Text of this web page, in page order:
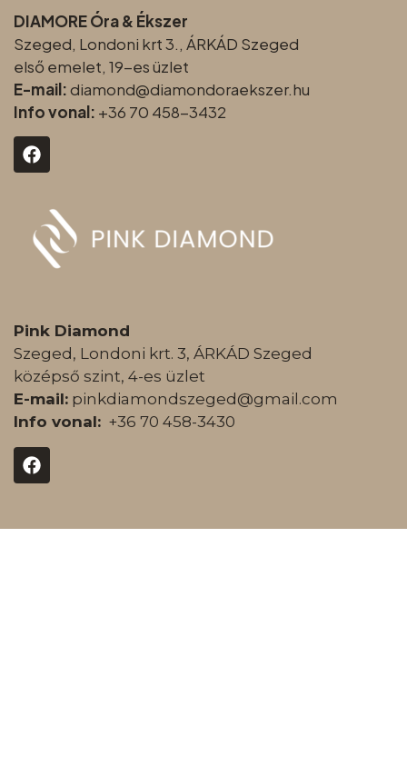
DIAMORE Óra & Ékszer
Szeged, Londoni krt 3., ÁRKÁD Szeged
első emelet, 19-es üzlet
E-mail:diamond@diamondoraekszer.hu
Info vonal: +36 70 458-3432
Pink Diamond
Szeged, Londoni krt. 3, ÁRKÁD Szeged
középső szint, 4-es üzlet
E-mail: pinkdiamondszeged@gmail.com
Info vonal: +36 70 458-3430